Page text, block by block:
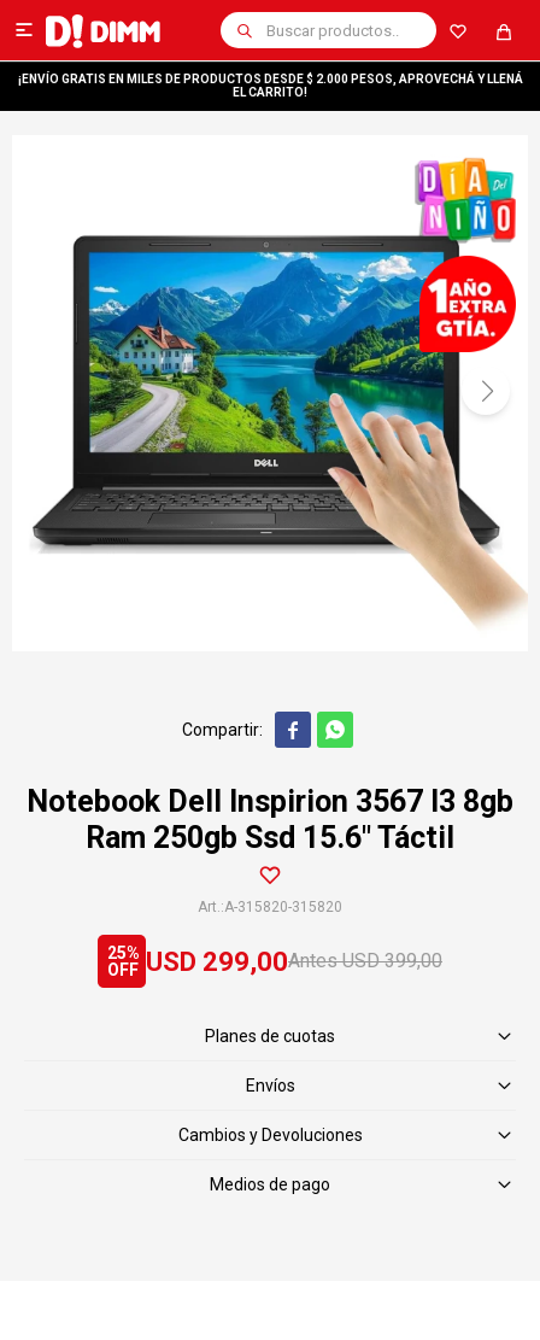

¡ENVÍO GRATIS EN MILES DE PRODUCTOS DESDE $ 2.000 PESOS, APROVECHÁ Y LLENÁ
EL CARRITO!
 
Notebook Dell Inspirion 3567 I3 8gb
Ram 250gb Ssd 15.6" Táctil
A-315820-315820
USD 299,00 USD 399,00
25
Planes de cuotas
Envíos
Cambios y Devoluciones
Medios de pago